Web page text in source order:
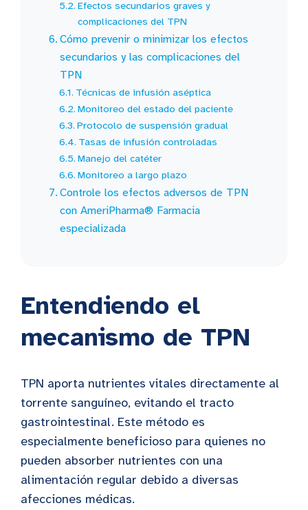
Efectos secundarios graves y
complicaciones del TPN
Cómo prevenir o minimizar los efectos
secundarios y las complicaciones del
TPN
Técnicas de infusión aséptica
Monitoreo del estado del paciente
Protocolo de suspensión gradual
Tasas de infusión controladas
Manejo del catéter
Monitoreo a largo plazo
Controle los efectos adversos de TPN
con AmeriPharma® Farmacia
especializada
Entendiendo el
mecanismo de TPN
TPN aporta nutrientes vitales directamente al
torrente sanguíneo, evitando el tracto
gastrointestinal. Este método es
especialmente beneficioso para quienes no
pueden absorber nutrientes con una
alimentación regular debido a diversas
afecciones médicas.